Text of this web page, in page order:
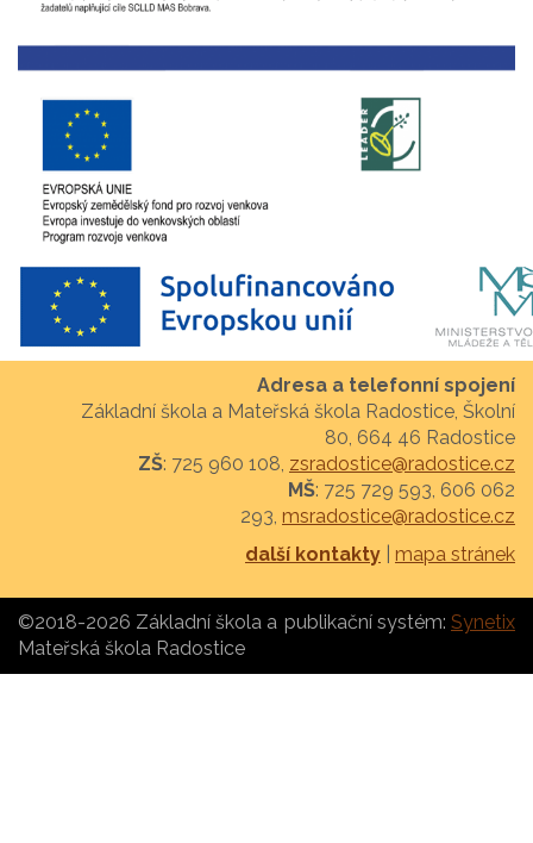
Adresa a telefonní spojení
Základní škola a Mateřská škola Radostice, Školní
80, 664 46 Radostice
ZŠ: 725 960 108, zsradostice@radostice.cz
MŠ: 725 729 593, 606 062
293, msradostice@radostice.cz
další kontakty
mapa stránek
publikační systém: Synetix
©2018-2026 Základní škola a
Mateřská škola Radostice